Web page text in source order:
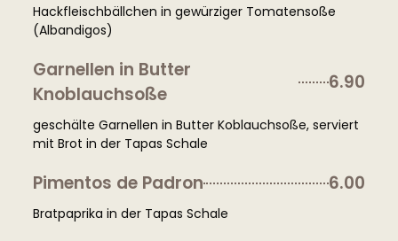
Hackfleischbällchen in gewürziger Tomatensoße
(Albandigos)
Garnellen in Butter
Knoblauchsoße
6.90
geschälte Garnellen in Butter Koblauchsoße, serviert
mit Brot in der Tapas Schale
Pimentos de Padron 6.00
Bratpaprika in der Tapas Schale